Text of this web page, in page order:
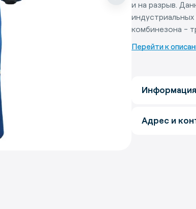
и на разрыв.
комбинезона -
Перейти к
Адрес и